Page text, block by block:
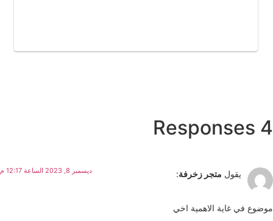
4 Responses
يقول متجر زخرفة: ديسمبر 8, 2023 الساعة 12:17 م
موضوع في غاية الاهمية اخي